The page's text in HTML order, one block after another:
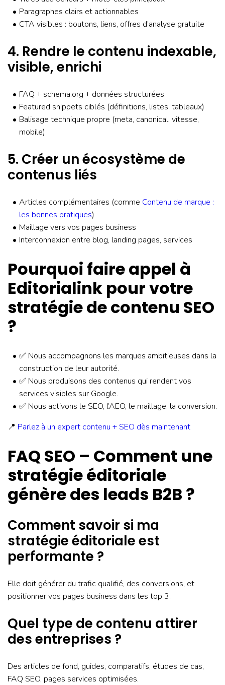
Paragraphes clairs et actionnables
CTA visibles : boutons, liens, offres d’analyse gratuite
4. Rendre le contenu indexable,
visible, enrichi
FAQ + schema.org + données structurées
Featured snippets ciblés (définitions, listes, tableaux)
Balisage technique propre (meta, canonical, vitesse,
mobile)
5. Créer un écosystème de
contenus liés
Articles complémentaires (comme Contenu de marque :
les bonnes pratiques)
Maillage vers vos pages business
Interconnexion entre blog, landing pages, services
Pourquoi faire appel à
Editorialink pour votre
stratégie de contenu SEO
?
✅ Nous accompagnons les marques ambitieuses dans la
construction de leur autorité.
✅ Nous produisons des contenus qui rendent vos
services visibles sur Google.
✅ Nous activons le SEO, l’AEO, le maillage, la conversion.
📍 Parlez à un expert contenu + SEO dès maintenant
FAQ SEO – Comment une
stratégie éditoriale
génère des leads B2B ?
Comment savoir si ma
stratégie éditoriale est
performante ?
Elle doit générer du trafic qualifié, des conversions, et
positionner vos pages business dans les top 3.
Quel type de contenu attirer
des entreprises ?
Des articles de fond, guides, comparatifs, études de cas,
FAQ SEO, pages services optimisées.